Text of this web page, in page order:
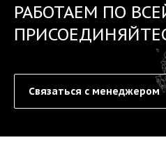
РАБОТАЕМ ПО
Связаться с менеджером